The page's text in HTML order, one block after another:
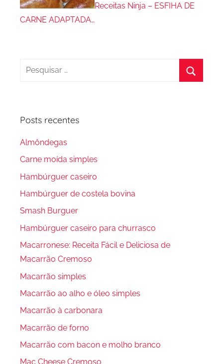
Receitas Ninja – ESFIHA DE
CARNE ADAPTADA…
Pesquisar
Posts recentes
Almôndegas
Carne moída simples
Hambúrguer caseiro
Hambúrguer de costela bovina
Smash Burguer
Hambúrguer caseiro para churrasco
Macarronese: Receita Fácil e Deliciosa de
Macarrão Cremoso
Macarrão simples
Macarrão ao alho e óleo simples
Macarrão à carbonara
Macarrão de forno
Macarrão com bacon e molho branco
Mac Cheese Cremoso